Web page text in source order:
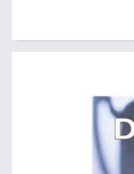
motivem vítězů s